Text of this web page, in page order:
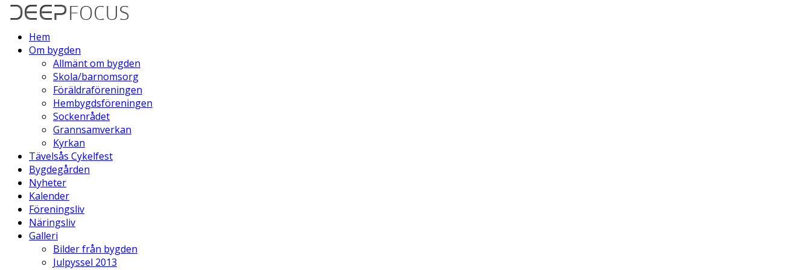
Hem
Om bygden
Allmänt om bygden
Skola/barnomsorg
Föräldraföreningen
Hembygdsföreningen
Sockenrådet
Grannsamverkan
Kyrkan
Tävelsås Cykelfest
Bygdegården
Nyheter
Kalender
Föreningsliv
Näringsliv
Galleri
Bilder från bygden
Julpyssel 2013